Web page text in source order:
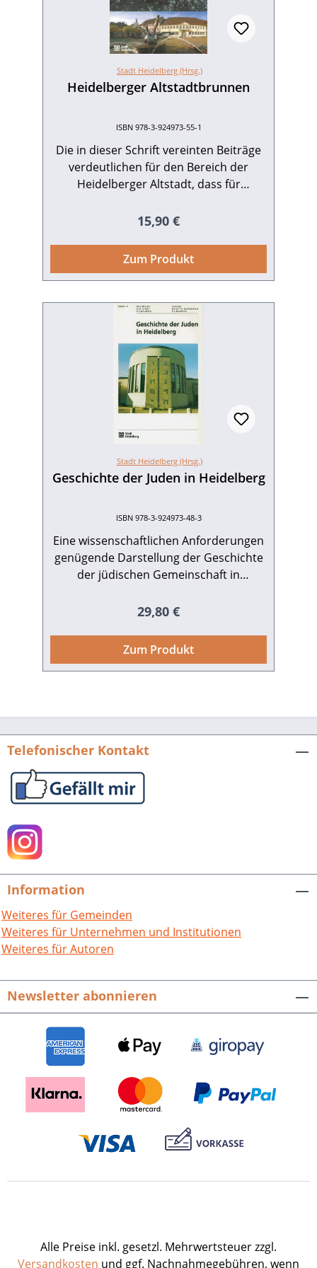
17,90.
farbigen Abb., Broschur mit
Fadenheftung. 1996. ISBN 978-3-929366-
25-9. EUR 16,90
Stadt Heidelberg (Hrsg.)
Heidelberger Altstadtbrunnen
ISBN 978-3-924973-55-1
Die in dieser Schrift vereinten Beiträge
verdeutlichen für den Bereich der
Heidelberger Altstadt, dass für
Ausgestaltung von Brunnen schon früh
Rolle gespielt haben, denn bei näherer
ortsspezifische Inhalte in anfangs kaum
geahnter Breite und Dichte.
Schriftenreihe des Stadtarchivs
Heidelberg. Sonderveröffentlichung 7.
Mit Beiträgen von Gertrud P. Fels,
Jochen Goetze, Frieder Hepp, Eva
Hoffmann, Helmut Prückner und Peter
Anselm Riedl. 112 S. mit 65 Abb.,
Broschur.Edition Guderjahn. 1995. ISBN
978-3-924973-55-1. EUR 15,90
Regulärer Preis:
15,90 €
Zum Produkt
Stadt Heidelberg (Hrsg.)
Geschichte der Juden in Heidelberg
ISBN 978-3-924973-48-3
Eine wissenschaftlichen Anforderungen
genügende Darstellung der Geschichte
der jüdischen Gemeinschaft in
20. Jh. lag bisher nicht vor. Dieser vom
umfassende Sammelband schließt
Heidelberg. Bd. VI. Mit Beiträgen von
Preuß, Udo Wennemuth und Franz Josef
Einband. Edition Guderjahn. 1995. ISBN
978-3-924973-48-3. EUR 29,80.
Regulärer Preis:
29,80 €
Zum Produkt
Telefonischer Kontakt
Information
Weiteres für Gemeinden
Weiteres für Unternehmen und Institutionen
Weiteres für Autoren
Newsletter abonnieren
Alle Preise inkl. gesetzl. Mehrwertsteuer zzgl.
Versandkosten und ggf. Nachnahmegebühren, wenn